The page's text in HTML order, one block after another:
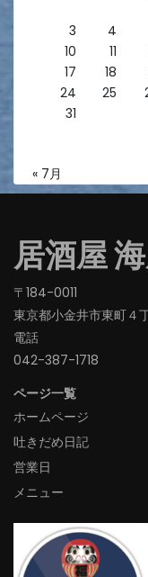
3
4
10
11
17
18
24
25
31
« 7月
居酒屋
〒184-0011
東京都小金井市東町４
電話
042-387-1718‬
ページ一覧
ホームページ
吐きだめ日記
営業日
メニュー